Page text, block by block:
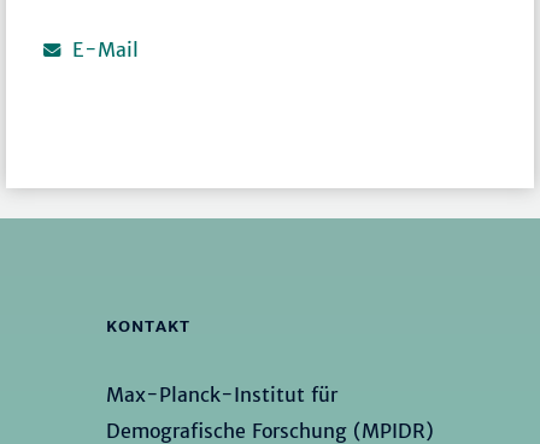
E-Mail
KONTAKT
Max-Planck-Institut für
Demografische Forschung (MPIDR)